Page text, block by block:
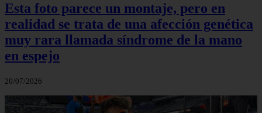
Esta foto parece un montaje, pero en
realidad se trata de una afección genética
muy rara llamada síndrome de la mano
en espejo
20/07/2026